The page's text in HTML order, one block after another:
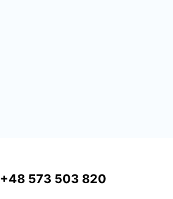
+48 573 503 820